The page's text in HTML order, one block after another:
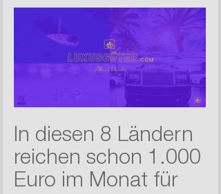
In diesen 8 Ländern
reichen schon 1.000
Euro im Monat für